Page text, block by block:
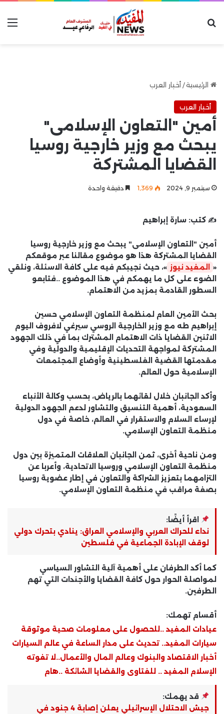
الرئيسية/ أخبار العرب
أخبار العرب
أمين "التعاون الإسلامى"
يبحث مع وزير خارجية روسيا
القضايا المشتركة
سبتمبر 9, 2024 1٬369 دقيقة واحدة
✍️ كتب: سارة إبراهيم
أمين "التعاون الإسلامى" يبحث مع وزير خارجية روسيا
القضايا المشتركة هذا هو موضوع مقالنا عبر موقعكم
«
المفيد نيوز »، حيث نجيبكم فيه على كافة الاسئلة، ونلقي
الضوء على كل ما يهمكم في هذا الموضوع ..فتابعو
السطور القادمة بمزيد من الاهتمام.
بحث الأمين العام لمنظمة التعاون الإسلامي حسين
إبراهيم طه مع وزير الخارجية الروسي سيرغي لافروف اليوم
الاثنين القضايا ذات الاهتمام المشترك بما في ذلك الجهود
المشتركة لمواجهة التحديات الإقليمية والدولية وفي
مقدمتها القضية الفلسطينية وأوضاع المجتمعات
الإسلامية حول العالم.
وأكد الجانبان خلال لقائهما بالرياض، بحسب وكالة الأنباء
السعودية، أهمية التنسيق والتشاور لدعم الجهود الدولية
لإرساء السلام والاستقرار في العالم، خاصة في دول
منظمة التعاون الإسلامي.
ومن ناحية أخرى، ثمن الجانبان العلاقات المتميزة بين دول
منظمة التعاون الإسلامي وروسيا الاتحادية، وأعربا عن
التزامهما بتعزيز الشراكة والتعاون في إطار عضوية روسيا
بصفة مراقب في منظمة التعاون الإسلامي.
اقرأ أيضًا:
نداء للحراك العربي والإسلامي العراق: ينادي بتحرك دولي
لوقف الإبادة الجماعية في فلسطين
كما أكد الطرفان على أهمية آلية التشاور السياسي
لمواصلة الحوار حول كافة القضايا والأجندات التي تهم
الطرفين.
أقسام تهمك:
عيادات المفيد ..للحصول على معلومات صحية موثوقة
سيارات المفيد.. تحديث على مدار الساعة في عالم السيارات
أخبار الاقتصاد والبنوك وعالم المال والأعمال..لا تفوته
الإسلام المفيد .. للفتاوى والقضايا الشائكة ..هام
قد يهمك:
جيش الاحتلال الإسرائيلي يعلن إصابة 4 جنود في